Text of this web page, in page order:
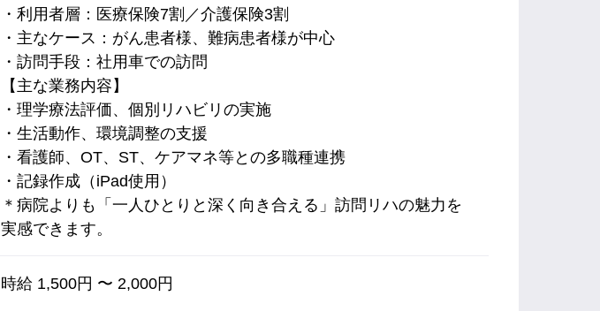
・利用者層：医療保険7割／介護保険3割
・主なケース：がん患者様、難病患者様が中心
・訪問手段：社用車での訪問
【主な業務内容】
・理学療法評価、個別リハビリの実施
・生活動作、環境調整の支援
・看護師、OT、ST、ケアマネ等との多職種連携
・記録作成（iPad使用）
＊病院よりも「一人ひとりと深く向き合える」訪問リハの魅力を
実感できます。
時給 1,500円 〜 2,000円